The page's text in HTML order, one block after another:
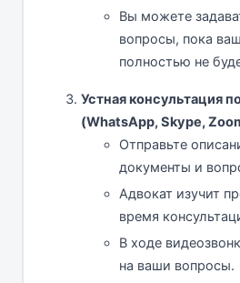
Вы можете
вопросы, пока
полностью не
Устная консультация
(WhatsApp, Skype,
Отправьте
документы и
Адвокат изучит
время
В ходе
на ваши вопросы.